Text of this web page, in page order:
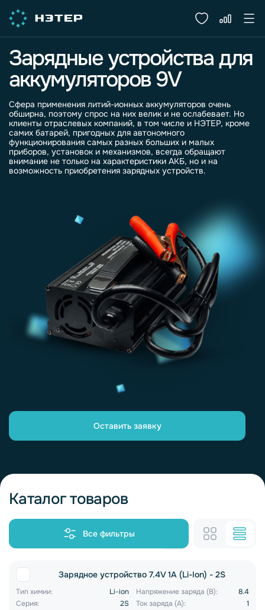
Зарядные устройства для
аккумуляторов 9V
Сфера применения литий-ионных аккумуляторов очень
обширна, поэтому спрос на них велик и не ослабевает. Но
клиенты отраслевых компаний, в том числе и НЭТЕР, кроме
самих батарей, пригодных для автономного
функционирования самых разных больших и малых
приборов, установок и механизмов, всегда обращают
внимание не только на характеристики АКБ, но и на
возможность приобретения зарядных устройств.
Оставить заявку
Каталог товаров
Все фильтры
Зарядное устройство 7.4V 1A (Li-Ion) - 2S
Тип химии: Li-ion Напряжение заряда (В):
8.4
Серия:
2S Ток заряда (А):
1